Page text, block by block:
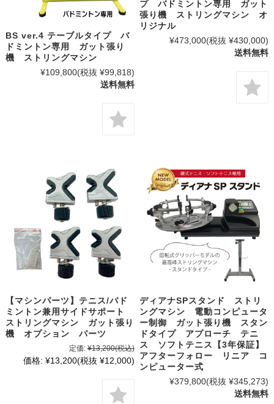
BS ver.4 テーブルタイプ バ
ドミントン専用 ガット張り
機 ストリングマシン
¥109,800(税抜 ¥99,818)
送料無料
プ バドミントン専用 ガット
張り機 ストリングマシン オ
リジナル
¥473,000(税抜 ¥430,000)
送料無料
【マシンパーツ】テニス/バド
ミントン兼用サイドサポート
ストリングマシン ガット張り
機 オプション パーツ
定価: ¥13,200(税込)
価格: ¥13,200(税抜 ¥12,000)
ディアナSPスタンド ストリ
ングマシン 電動コンピュータ
ー制御 ガット張り機 スタン
ドタイプ アプローチ テニ
ス ソフトテニス【3年保証】
アフターフォロー リニア コ
ンピューター式
¥379,800(税抜 ¥345,273)
送料無料